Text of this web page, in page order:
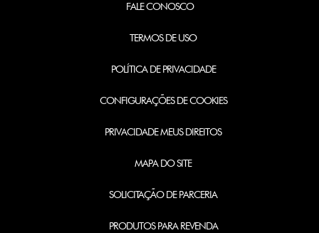
FALE CONOSCO
TERMOS DE USO
POLÍTICA DE PRIVACIDADE
CONFIGURAÇÕES DE COOKIES
PRIVACIDADE MEUS DIREITOS
MAPA DO SITE
SOLICITAÇÃO DE PARCERIA
PRODUTOS PARA REVENDA